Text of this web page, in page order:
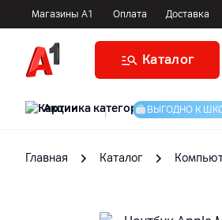
Магазины А1 Оплата Доставка
Каталог
Акции | ВЫГОДНО К
Главная Каталог